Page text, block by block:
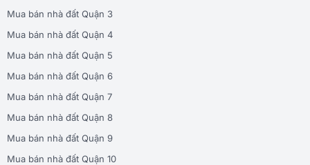
Mua bán nhà đất Quận 3
Mua bán nhà đất Quận 4
Mua bán nhà đất Quận 5
Mua bán nhà đất Quận 6
Mua bán nhà đất Quận 7
Mua bán nhà đất Quận 8
Mua bán nhà đất Quận 9
Mua bán nhà đất Quận 10